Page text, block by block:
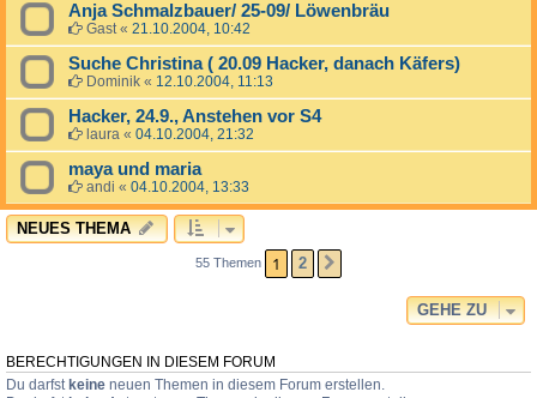
Anja Schmalzbauer/ 25-09/ Löwenbräu
Gast« 21.10.2004, 10:42
Suche Christina ( 20.09 Hacker, danach Käfers)
Dominik « 12.10.2004, 11:13
Hacker, 24.9., Anstehen vor S4
laura « 04.10.2004, 21:32
maya und maria
andi « 04.10.2004, 13:33
NEUES THEMA
55 Themen 1 2
GEHE ZU
BERECHTIGUNGEN IN DIESEM FORUM
Du darfst keine neuen Themen in diesem Forum erstellen.